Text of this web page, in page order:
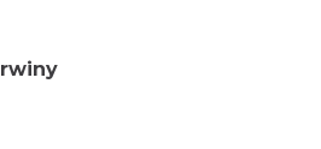
Malarskie "Rybnik -